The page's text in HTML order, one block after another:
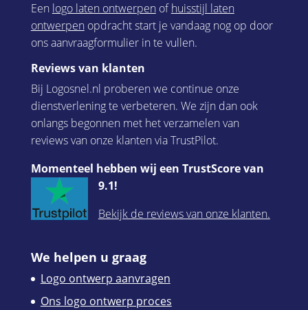
Een logo laten ontwerpenofhuisstijl laten
ontwerpenopdracht start je vandaag nog op door
ons aanvraagformulier in te vullen.
Reviews van klanten
Bij Logosnel.nl proberen we continue onze
dienstverlening te verbeteren. We zijn dan ook
onlangs begonnen met het verzamelen van
reviews van onze klanten via TrustPilot.
Momenteel hebben wij een TrustScore van
9.1!
Bekijk de reviews van onze klanten.
We helpen u graag
Logo ontwerp aanvragen
Ons logo ontwerp proces